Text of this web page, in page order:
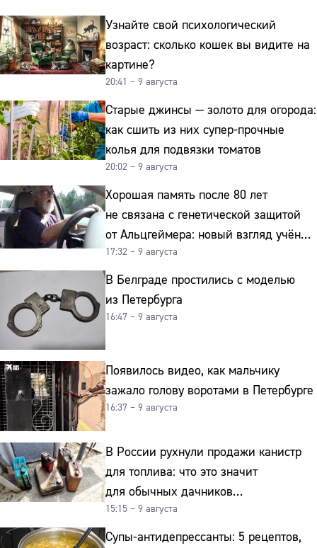
Узнайте свой психологический
возраст: сколько кошек вы видите на
картине?
20:41 – 9 августа
Старые джинсы — золото для огорода:
как сшить из них супер-прочные
колья для подвязки томатов
20:02 – 9 августа
Хорошая память после 80 лет
не связана с генетической защитой
от Альцгеймера: новый взгляд учёных
на старение мозга
17:32 – 9 августа
В Белграде простились с моделью
из Петербурга
16:47 – 9 августа
Появилось видео, как мальчику
зажало голову воротами в Петербурге
16:37 – 9 августа
В России рухнули продажи канистр
для топлива: что это значит
для обычных дачников
и автомобилистов
15:15 – 9 августа
Супы-антидепрессанты: 5 рецептов,